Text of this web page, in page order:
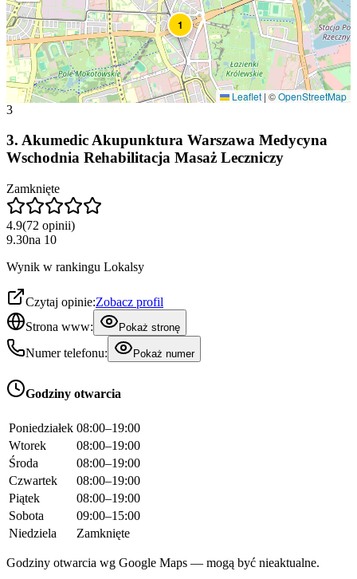
1
Leaflet | ©OpenStreetMap
3
3. Akumedic Akupunktura Warszawa Medycyna
Wschodnia Rehabilitacja Masaż Leczniczy
Zamknięte
4.9(72 opinii)
9.30na 10
Wynik w rankingu Lokalsy
Czytaj opinie:Zobacz profil
Strona www:
Pokaż stronę
Numer telefonu: Pokaż numer
Godziny otwarcia
Poniedziałek 08:00–19:00
Wtorek
08:00–19:00
Środa
08:00–19:00
Czwartek
08:00–19:00
Piątek
08:00–19:00
Sobota
09:00–15:00
Niedziela
Zamknięte
Godziny otwarcia wg Google Maps — mogą być nieaktualne.